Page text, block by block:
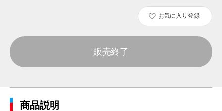
お気に入り登録
販売終了
商品説明